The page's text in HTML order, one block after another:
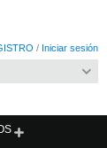
/ Iniciar sesión